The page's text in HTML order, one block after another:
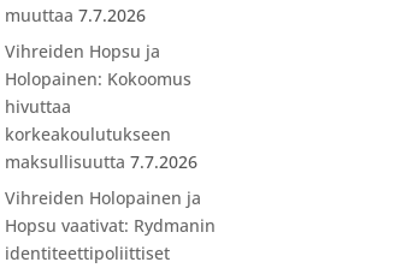
muuttaa 7.7.2026
Vihreiden Hopsu ja
Holopainen: Kokoomus
hivuttaa
korkeakoulutukseen
maksullisuutta 7.7.2026
Vihreiden Holopainen ja
Hopsu vaativat: Rydmanin
identiteettipoliittiset